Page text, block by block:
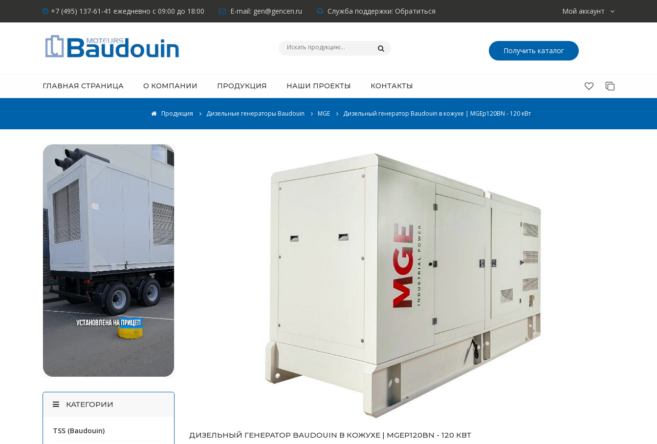
Мой аккаунт
+7 (495) 137-61-41 ежедневно с 09:00 до 18:00 E-mail: gen@gencen.ru Служба поддержки: Обратиться
Получить каталог
ГЛАВНАЯ СТРАНИЦА О КОМПАНИИ ПРОДУКЦИЯ НАШИ ПРОЕКТЫ КОНТАКТЫ
Продукция Дизельные генераторы Baudouin MGE Дизельный генератор Baudouin в кожухе | MGEp120BN - 120 кВт
ДИЗЕЛЬНЫЙ ГЕНЕРАТОР BAUDOUIN В КОЖУХЕ | MGEP120BN - 120 КВТ
КАТЕГОРИИ
TSS (Baudouin)